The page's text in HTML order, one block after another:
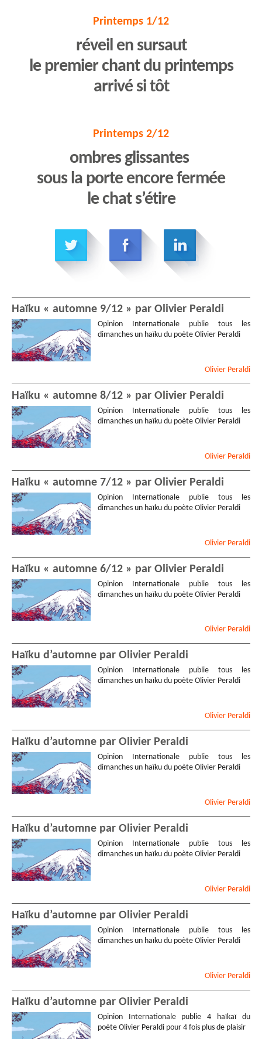
Printemps 1/12
réveil en sursaut
le premier chant du printemps
arrivé si tôt
Printemps 2/12
ombres glissantes
sous la porte encore fermée
le chat s’étire
Haïku « automne 9/12 » par Olivier Peraldi
Opinion Internationale publie tous les
dimanches un haïku du poète Olivier Peraldi
Olivier Peraldi
Haïku « automne 8/12 » par Olivier Peraldi
Opinion Internationale publie tous les
dimanches un haïku du poète Olivier Peraldi
Olivier Peraldi
Haïku « automne 7/12 » par Olivier Peraldi
Opinion Internationale publie tous les
dimanches un haïku du poète Olivier Peraldi
Olivier Peraldi
Haïku « automne 6/12 » par Olivier Peraldi
Opinion Internationale publie tous les
dimanches un haïku du poète Olivier Peraldi
Olivier Peraldi
Haïku d’automne par Olivier Peraldi
Opinion Internationale publie tous les
dimanches un haïku du poète Olivier Peraldi
Olivier Peraldi
Haïku d’automne par Olivier Peraldi
Opinion Internationale publie tous les
dimanches un haïku du poète Olivier Peraldi
Olivier Peraldi
Haïku d’automne par Olivier Peraldi
Opinion Internationale publie tous les
dimanches un haïku du poète Olivier Peraldi
Olivier Peraldi
Haïku d’automne par Olivier Peraldi
Opinion Internationale publie tous les
dimanches un haïku du poète Olivier Peraldi
Olivier Peraldi
Haïku d’automne par Olivier Peraldi
Opinion Internationale publie 4 haïkaï du
poète Olivier Peraldi pour 4 fois plus de plaisir